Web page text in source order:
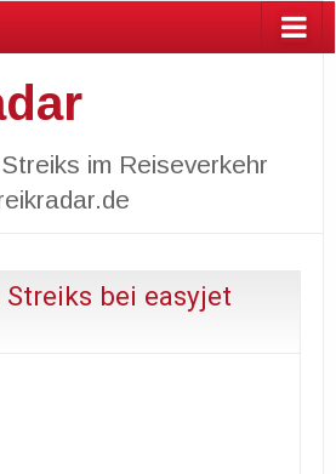
im Reiseverkehr
bei easyjet